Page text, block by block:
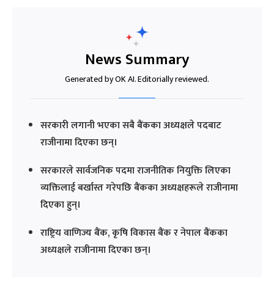
News Summary
Generated by OK AI. Editorially reviewed.
सरकारी लगानी भएका सबै बैंकका अध्यक्षले पदबाट
राजीनामा दिएका छन्।
सरकारले सार्वजनिक पदमा राजनीतिक नियुक्ति लिएका
व्यक्तिलाई बर्खास्त गरेपछि बैंकका अध्यक्षहरूले राजीनामा
दिएका हुन्।
राष्ट्रिय वाणिज्य बैंक, कृषि विकास बैंक र नेपाल बैंकका
अध्यक्षले राजीनामा दिएका छन्।